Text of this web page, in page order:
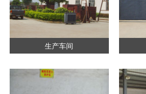
生产车间